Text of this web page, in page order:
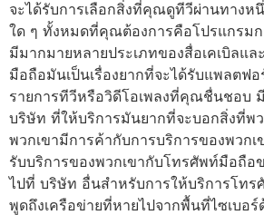
จะได้รับการเลือกสิ่งที่คุณดูทีวีผ่านทางห
ใด ๆ ทั้งหมดที่คุณต้องการคือโปรแกร
มีมากมายหลายประเภทของสื่อเคเบิลแ
มือถือมันเป็นเรื่องยากที่จะได้รับแพลตฟ
รายการทีวีหรือวิดีโอเพลงที่คุณชื่นชอบ
บริษัท ที่ให้บริการมันยากที่จะบอกสิ่งที่พว
พวกเขามีการค้ากับการบริการของพวก
รับบริการของพวกเขากับโทรศัพท์มือถื
ไปที่ บริษัท อื่นสำหรับการให้บริการโท
พูดถึงเครือข่ายที่หายไปจากพื้นที่ไซเบอ